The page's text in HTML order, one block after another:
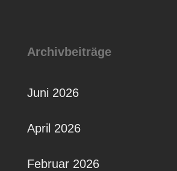
Archivbeiträge
Juni 2026
April 2026
Februar 2026